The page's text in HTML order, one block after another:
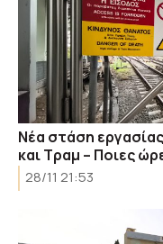
Νέα στάση
και Τραμ – Ποιες
28/11 21:53